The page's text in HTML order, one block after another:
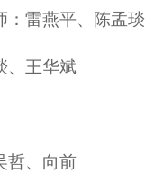
：雷燕平、陈孟琰
、王华斌
哲、向前